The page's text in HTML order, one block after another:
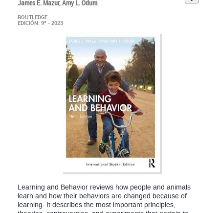
Learning and Behavior reviews how people and animals
learn and how their behaviors are changed because of
learning. It describes the most important principles,
theories, controversies, and experiments that pertain to
learning and behavior that ...
Papel:
Bajo Pedido. Disponible En 5/7 días hábiles